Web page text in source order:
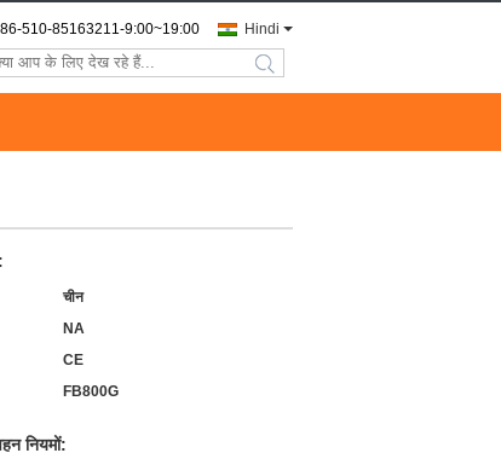
Hindi
86-510-85163211-9:00~19:00
search
चीन
NA
CE
FB800G
नियमों: